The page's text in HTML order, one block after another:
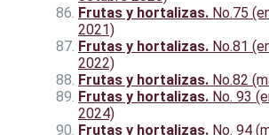
Frutas y hortalizas. No.75
2021)
Frutas y hortalizas. No.81
2022)
Frutas y hortalizas. No.82
Frutas y hortalizas. No. 93
2024)
Frutas y hortalizas. No. 94